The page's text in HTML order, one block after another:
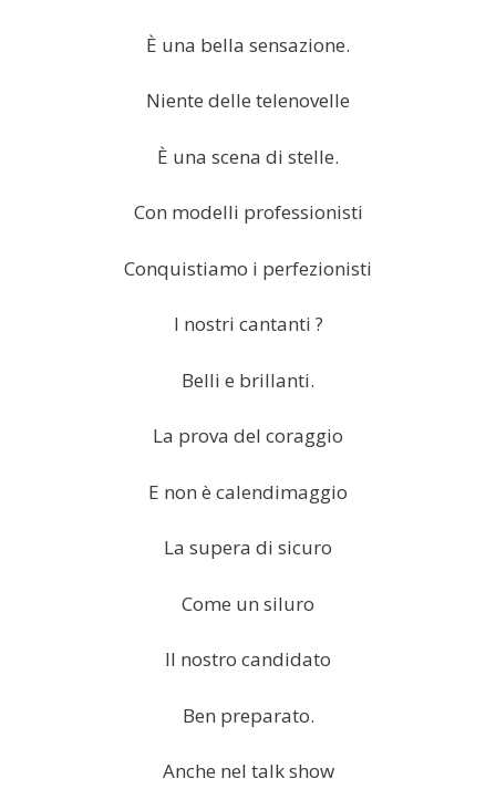
È una bella sensazione.
Niente delle telenovelle
È una scena di stelle.
Con modelli professionisti
Conquistiamo i perfezionisti
I nostri cantanti ?
Belli e brillanti.
La prova del coraggio
E non è calendimaggio
La supera di sicuro
Come un siluro
Il nostro candidato
Ben preparato.
Anche nel talk show